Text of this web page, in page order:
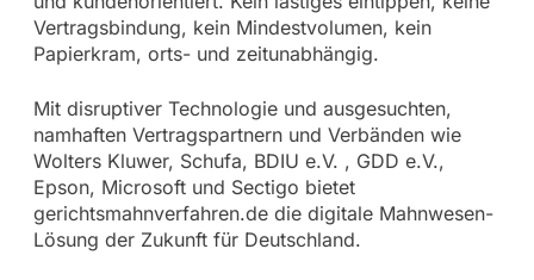
Vertragsbindung, kein Mindestvolumen, kein
Papierkram, orts- und zeitunabhängig.
Mit disruptiver Technologie und ausgesuchten,
namhaften Vertragspartnern und Verbänden wie
Wolters Kluwer, Schufa, BDIU e.V. , GDD e.V.,
Epson, Microsoft und Sectigo bietet
gerichtsmahnverfahren.de die digitale Mahnwesen-
Lösung der Zukunft für Deutschland.